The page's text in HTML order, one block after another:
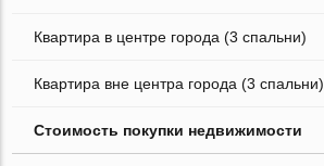
Квартира в центре города (3 спальни)
Квартира вне центра города (3 спальни)
Стоимость покупки недвижимости